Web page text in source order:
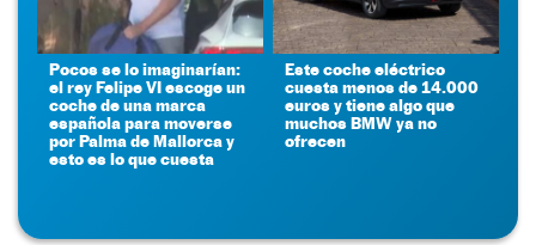
Pocos se lo imaginarían:
el rey Felipe VI escoge un
coche de una marca
española para moverse
por Palma de Mallorca y
esto es lo que cuesta
Este coche eléctrico
cuesta menos de 14.000
euros y tiene algo que
muchos BMW ya no
ofrecen